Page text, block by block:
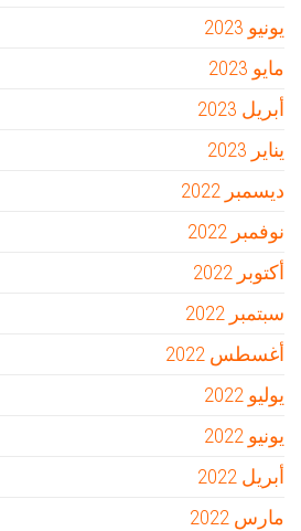
يونيو 2023
مايو 2023
أبريل 2023
يناير 2023
ديسمبر 2022
نوفمبر 2022
أكتوبر 2022
سبتمبر 2022
أغسطس 2022
يوليو 2022
يونيو 2022
أبريل 2022
مارس 2022